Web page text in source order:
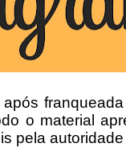
o material
pela